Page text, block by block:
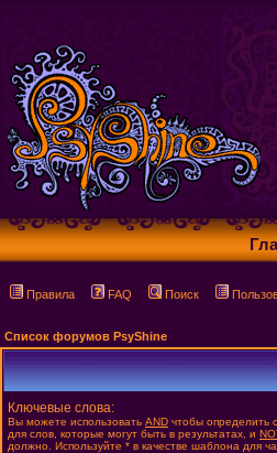
Правила FAQ Поиск
Список форумов PsyShine
Ключевые слова:
Вы можете использовать AND чтобы определить
для слов, которые могут быть в результатах, и
должно. Используйте * в качестве шаблона для